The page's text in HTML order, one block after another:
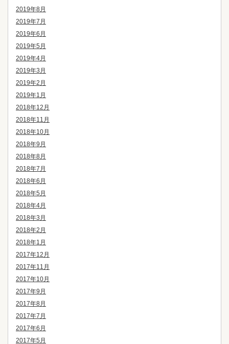
2019年8月
2019年7月
2019年6月
2019年5月
2019年4月
2019年3月
2019年2月
2019年1月
2018年12月
2018年11月
2018年10月
2018年9月
2018年8月
2018年7月
2018年6月
2018年5月
2018年4月
2018年3月
2018年2月
2018年1月
2017年12月
2017年11月
2017年10月
2017年9月
2017年8月
2017年7月
2017年6月
2017年5月